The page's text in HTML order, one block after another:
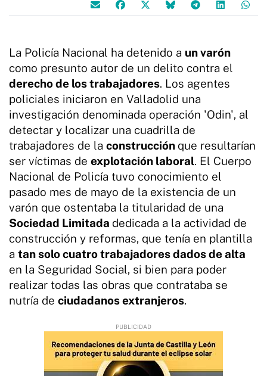
La Policía Nacional ha detenido a un varón
como presunto autor de un delito contra el
derecho de los trabajadores. Los agentes
policiales iniciaron en Valladolid una
investigación denominada operación 'Odin', al
detectar y localizar una cuadrilla de
trabajadores de la construcción que resultarían
ser víctimas de explotación laboral. El Cuerpo
Nacional de Policía tuvo conocimiento el
pasado mes de mayo de la existencia de un
varón que ostentaba la titularidad de una
Sociedad Limitada dedicada a la actividad de
construcción y reformas, que tenía en plantilla
a tan solo cuatro trabajadores dados de alta
en la Seguridad Social, si bien para poder
realizar todas las obras que contrataba se
nutría de ciudadanos extranjeros.